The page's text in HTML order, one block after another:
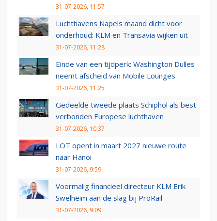
31-07-2026, 11:57
Luchthavens Napels maand dicht voor
onderhoud: KLM en Transavia wijken uit
31-07-2026, 11:28
Einde van een tijdperk: Washington Dulles
neemt afscheid van Mobile Lounges
31-07-2026, 11:25
Gedeelde tweede plaats Schiphol als best
verbonden Europese luchthaven
31-07-2026, 10:37
LOT opent in maart 2027 nieuwe route
naar Hanoi
31-07-2026, 9:59
Voormalig financieel directeur KLM Erik
Swelheim aan de slag bij ProRail
31-07-2026, 9:09